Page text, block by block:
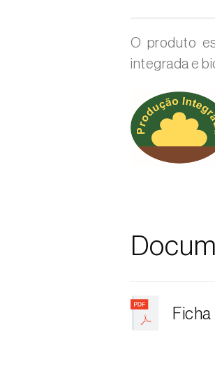
O produto
integrada e